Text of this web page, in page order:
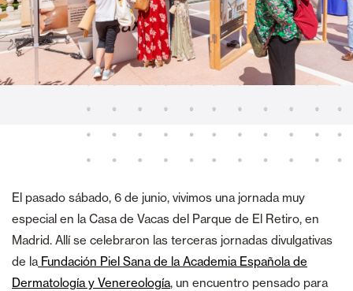
El pasado sábado, 6 de junio, vivimos una jornada muy
especial en la Casa de Vacas del Parque de El Retiro, en
Madrid. Allí se celebraron las terceras jornadas divulgativas
de la Fundación Piel Sana de la Academia Española de
Dermatología y Venereología, un encuentro pensado para